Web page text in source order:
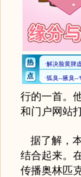
行的一首。
和门户网站
据了解，
结合起来。
传播奥林匹